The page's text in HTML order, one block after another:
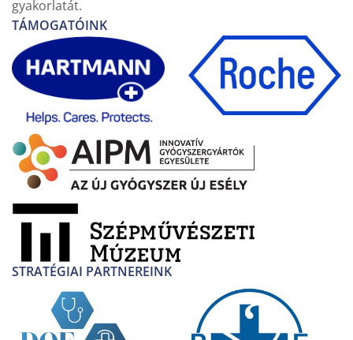
gyakorlatát.
TÁMOGATÓINK
STRATÉGIAI PARTNEREINK